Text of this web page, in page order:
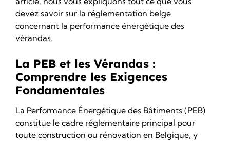
devez savoir sur la réglementation belge
concernant la performance énergétique des
vérandas.
La PEB et les Vérandas :
Comprendre les Exigences
Fondamentales
La Performance Énergétique des Bâtiments (PEB)
constitue le cadre réglementaire principal pour
toute construction ou rénovation en Belgique, y